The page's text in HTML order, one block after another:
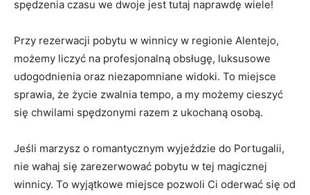
spędzenia czasu we dwoje jest tutaj naprawdę wiele!
Przy rezerwacji pobytu w winnicy w regionie Alentejo,
możemy liczyć na profesjonalną obsługę, luksusowe
udogodnienia oraz niezapomniane widoki. To miejsce
sprawia, że życie zwalnia tempo, a my możemy cieszyć
się chwilami spędzonymi razem z ukochaną osobą.
Jeśli marzysz o romantycznym wyjeździe do Portugalii,
nie wahaj się zarezerwować pobytu w tej magicznej
winnicy. To wyjątkowe miejsce pozwoli Ci oderwać się od